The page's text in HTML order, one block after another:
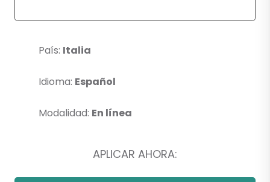
País: Italia
Idioma: Español
Modalidad: En línea
APLICAR AHORA: